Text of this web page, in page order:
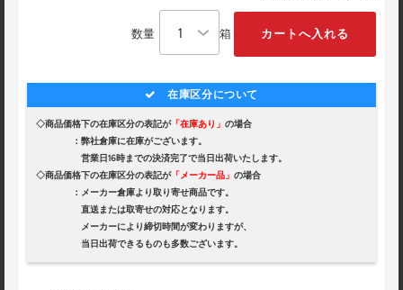
数量 箱
在庫区分について
◇商品価格下の在庫区分の表記が「在庫あり」 の場合
：弊社倉庫に在庫がございます。
営業日16時までの決済完了で当日出荷いたします。
◇商品価格下の在庫区分の表記が「メーカー品」 の場合
：メーカー倉庫より取り寄せ商品です。
直送または取寄せの対応となります。
メーカーにより締切時間が変わりますが、
当日出荷できるものも多数ございます。